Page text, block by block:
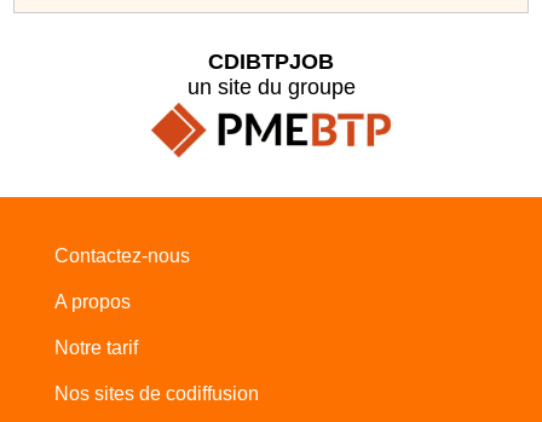
CDIBTPJOB
un site du groupe
Contactez-nous
A propos
Notre tarif
Nos sites de codiffusion